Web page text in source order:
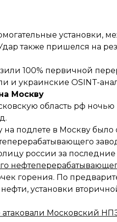
установки,
также пришелся на
100% первичной
и украинские OSINT-
Москву
область рф ночью
подлете в Москву было
россии за последние
горения. По
установки
Московский